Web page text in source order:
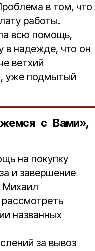
в том, что
работы.
всю помощь,
в надежде, что он
ветхий
уже подмытый
с Вами»,
на покупку
и завершение
Михаил
названных
за вывоз